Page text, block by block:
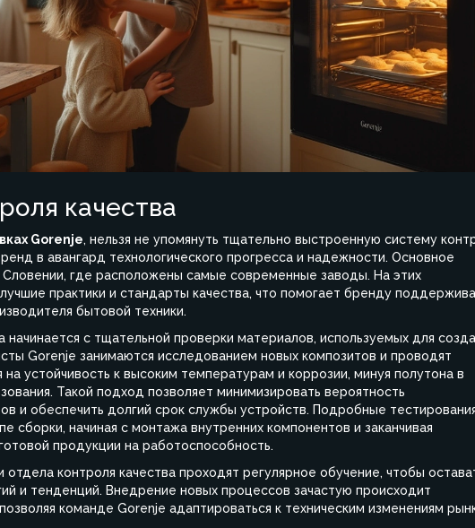
качества
Gorenje, нельзя не упомянуть тщательно выстроенную систему
в авангард технологического прогресса и надежности. Основное
Словении, где расположены самые современные заводы. На этих
практики и стандарты качества, что помогает бренду
бытовой техники.
начинается с тщательной проверки материалов, используемых для
Gorenje занимаются исследованием новых композитов и проводят
устойчивость к высоким температурам и коррозии, минуя полутона в
Такой подход позволяет минимизировать вероятность
и обеспечить долгий срок службы устройств. Подробные
сборки, начиная с монтажа внутренних компонентов и заканчивая
продукции на работоспособность.
отдела контроля качества проходят регулярное обучение, чтобы
и тенденций. Внедрение новых процессов зачастую происходит
команде Gorenje адаптироваться к техническим изменениям